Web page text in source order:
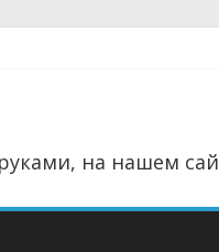
на нашем